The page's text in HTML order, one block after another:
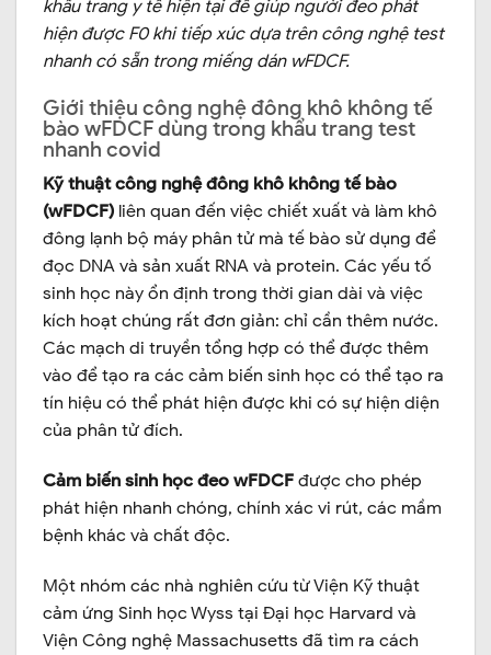
khẩu trang y tế hiện tại để giúp người đeo phát
hiện được F0 khi tiếp xúc dựa trên công nghệ test
nhanh có sẵn trong miếng dán wFDCF.
Giới thiệu công nghệ đông khô không tế
bào wFDCF dùng trong khẩu trang test
nhanh covid
Kỹ thuật công nghệ đông khô không tế bào
(wFDCF) liên quan đến việc chiết xuất và làm khô
đông lạnh bộ máy phân tử mà tế bào sử dụng để
đọc DNA và sản xuất RNA và protein. Các yếu tố
sinh học này ổn định trong thời gian dài và việc
kích hoạt chúng rất đơn giản: chỉ cần thêm nước.
Các mạch di truyền tổng hợp có thể được thêm
vào để tạo ra các cảm biến sinh học có thể tạo ra
tín hiệu có thể phát hiện được khi có sự hiện diện
của phân tử đích.
Cảm biến sinh học đeo wFDCF được cho phép
phát hiện nhanh chóng, chính xác vi rút, các mầm
bệnh khác và chất độc.
Một nhóm các nhà nghiên cứu từ Viện Kỹ thuật
cảm ứng Sinh học Wyss tại Đại học Harvard và
Viện Công nghệ Massachusetts đã tìm ra cách